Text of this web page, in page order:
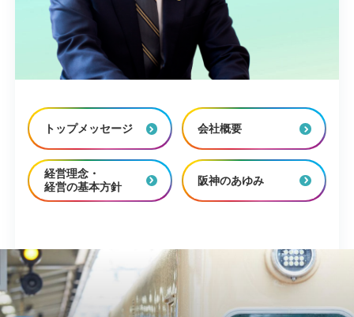
トップメッセージ 会社概要
経営理念・
経営の基本方針
阪神のあゆみ